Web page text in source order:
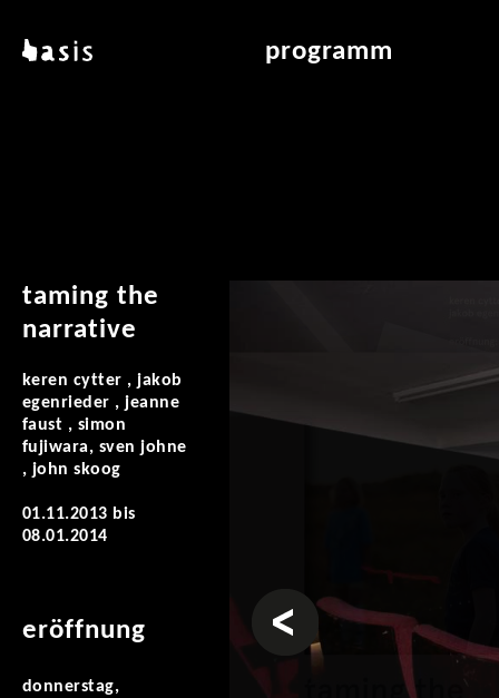
basis programm
taming the
narrative
keren cytter , jakob
egenrieder , jeanne
faust , simon
fujiwara, sven johne
, john skoog
01.11.2013 bis
08.01.2014
eröffnung
donnerstag,
vorheriges